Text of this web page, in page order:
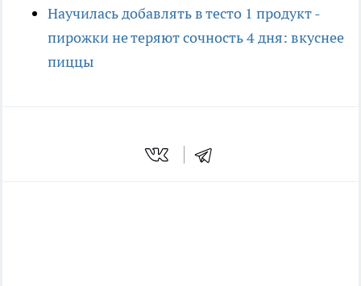
Научилась добавлять в тесто 1 продукт -
пирожки не теряют сочность 4 дня: вкуснее
пиццы